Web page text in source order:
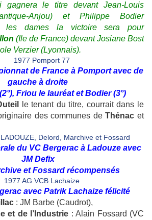
le titre devant Jean-Louis
Anjou) et Philippe Bodier
les dames la victoire sera pour
(Ile de France) devant Josiane Bost
Verzier (Lyonnais).
de France à Pomport avec de
gauche à droite
Friou le lauréat et Bodier (3°)
le tenant du titre, courrait dans le
des communes deThénac et
du VC Bergerac à Ladouze avec
JM Defix
et Fossard récompensés
avec Patrik Lachaize félicité
: JM Barbe (Caudrot),
et de l’Industrie : Alain Fossard (VC